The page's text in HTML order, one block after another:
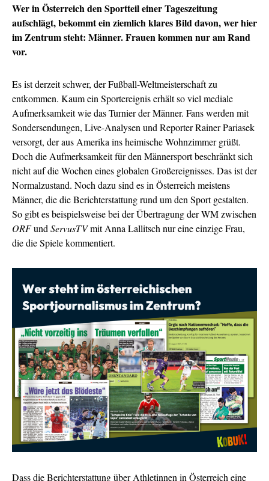
Wer in Österreich den Sportteil einer Tageszeitung
aufschlägt, bekommt ein ziemlich klares Bild davon, wer hier
im Zentrum steht: Männer. Frauen kommen nur am Rand
vor.
Es ist derzeit schwer, der Fußball-Weltmeisterschaft zu
entkommen. Kaum ein Sportereignis erhält so viel mediale
Aufmerksamkeit wie das Turnier der Männer. Fans werden mit
Sondersendungen, Live-Analysen und Reporter Rainer Pariasek
versorgt, der aus Amerika ins heimische Wohnzimmer grüßt.
Doch die Aufmerksamkeit für den Männersport beschränkt sich
nicht auf die Wochen eines globalen Großereignisses. Das ist der
Normalzustand. Noch dazu sind es in Österreich meistens
Männer, die die Berichterstattung rund um den Sport gestalten.
So gibt es beispielsweise bei der Übertragung der WM zwischen
ORFund ServusTVmit Anna Lallitsch nur eine einzige Frau,
die die Spiele kommentiert.
Dass die Berichterstattung über Athletinnen in Österreich eine